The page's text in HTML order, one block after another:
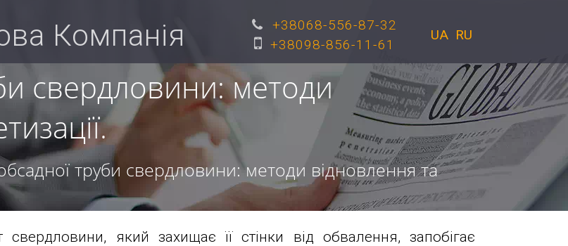
Компанія
+38068-556-87-32
+38098-856-11-61
UA RU
свердловини: методи
труби свердловини: методи відновлення та
який захищає її стінки від обвалення, запобігає